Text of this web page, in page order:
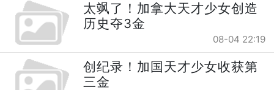
太飒了！加拿大天才少女创造
历史夺3金
08-04 22:19
创纪录！加国天才少女收获第
三金